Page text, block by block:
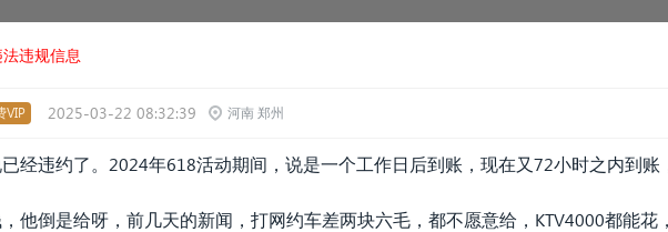
违规信息
VIP 2025-03-22 08:32:39 河南 郑州
经违约了。2024年618活动期间，说是一个工作日后到账，现在又72小时之内到账
他倒是给呀，前几天的新闻，打网约车差两块六毛，都不愿意给，KTV4000都能花